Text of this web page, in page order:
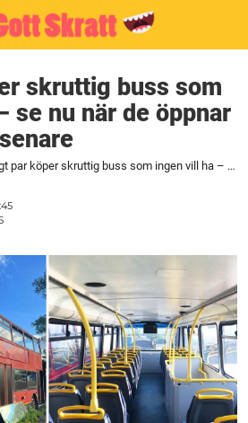
skruttig buss som
se nu när de öppnar
Ungt par köper skruttig buss som ingen vill ha – se nu när de öppnar dörren ett år senare